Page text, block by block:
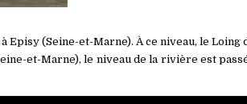
Episy (Seine-et-Marne). À ce niveau, le
et-Marne), le niveau de la rivière est